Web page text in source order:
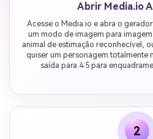
Abrir Media.io
Acesse o Media.io e abra o
um modo de imagem para
animal de estimação reconhecível,
quiser um personagem totalmente
saída para 4:5 para
2